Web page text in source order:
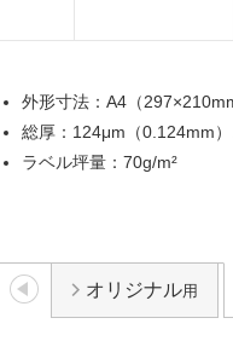
外形寸法：A4（
総厚：124μm（0.124mm
ラベル坪量：70g/m²
オリジナル用